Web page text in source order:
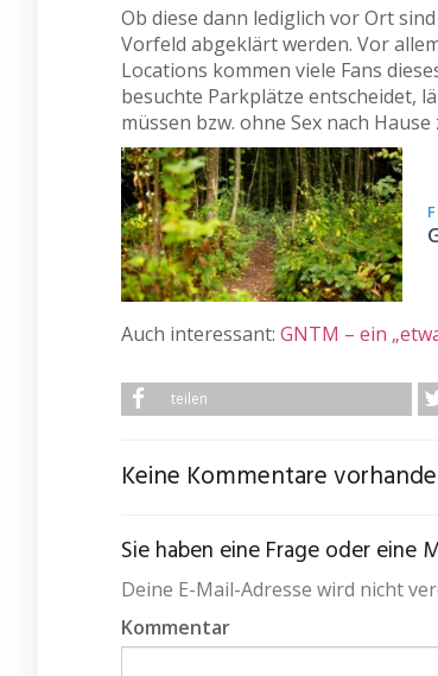
Ob diese dann lediglich vor Ort
Vorfeld abgeklärt werden. Vor
Locations kommen viele Fans
besuchte Parkplätze entscheidet,
müssen bzw. ohne Sex nach Hause
Auch interessant: GNTM – ein
teilen
Keine Kommentare
Sie haben eine Frage oder eine
Deine E-Mail-Adresse wird nicht
Kommentar